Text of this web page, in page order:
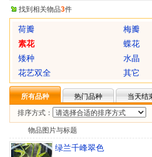
找到相关物品3件
荷瓣 梅瓣
素花
蝶花
矮种
水晶
花艺双全
其它
所有品种 热门品种
当天结
排序方式：
物品图片与标题
绿兰千峰翠色